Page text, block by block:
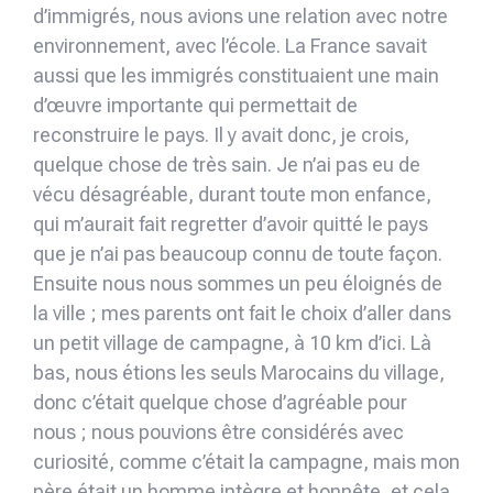
d’immigrés, nous avions une relation avec notre
environnement, avec l’école. La France savait
aussi que les immigrés constituaient une main
d’œuvre importante qui permettait de
reconstruire le pays. Il y avait donc, je crois,
quelque chose de très sain. Je n’ai pas eu de
vécu désagréable, durant toute mon enfance,
qui m’aurait fait regretter d’avoir quitté le pays
que je n’ai pas beaucoup connu de toute façon.
Ensuite nous nous sommes un peu éloignés de
la ville ; mes parents ont fait le choix d’aller dans
un petit village de campagne, à 10 km d’ici. Là
bas, nous étions les seuls Marocains du village,
donc c’était quelque chose d’agréable pour
nous ; nous pouvions être considérés avec
curiosité, comme c’était la campagne, mais mon